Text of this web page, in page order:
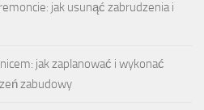
jak usunąć zabrudzenia i
jak zaplanować i wykonać
zabudowy